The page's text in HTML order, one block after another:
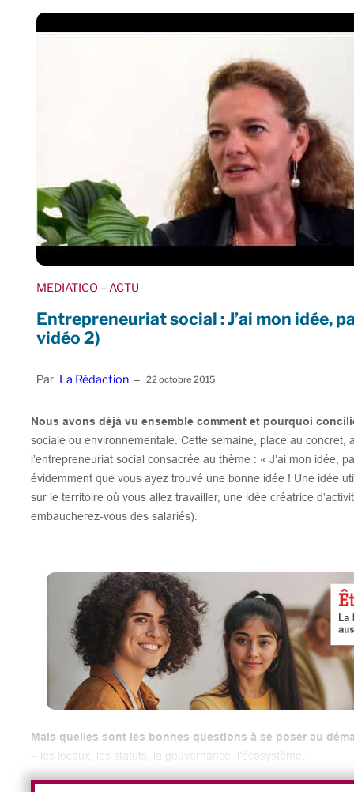
MEDIATICO – ACTU
Entrepreneuriat social : J’ai mon idée,
vidéo 2)
Par La Rédaction – 22 octobre 2015
Nous avons déjà vu ensemble comment et pourquoi
sociale ou environnementale. Cette semaine, place au concret,
l’entrepreneuriat social consacrée au thème : « J’ai mon idée,
évidemment que vous ayez trouvé une bonne idée ! Une idée
sur le territoire où vous allez travailler, une idée créatrice
embaucherez-vous des salariés).
Mais quelles sont les bonnes questions à se poser au
– les locaux, les statuts, la gouvernance, l’écosystème…
– quels écueils faut-il éviter,